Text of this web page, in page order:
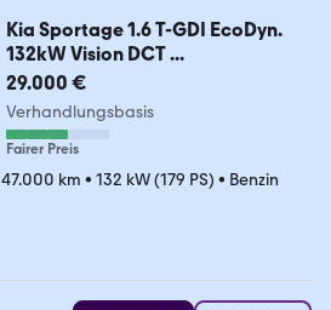
Kia Sportage 1.6 T-GDI EcoDyn.
132kW Vision DCT ...
29.000 €
Verhandlungsbasis
Fairer Preis
47.000 km • 132 kW (179 PS) • Benzin